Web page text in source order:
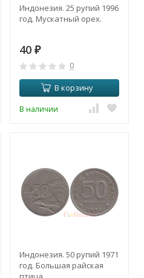
Индонезия. 25 рупий 1996
год. Мускатный орех.
40 ₽
0
В корзину
В наличии
Индонезия. 50 рупий 1971
год. Большая райская